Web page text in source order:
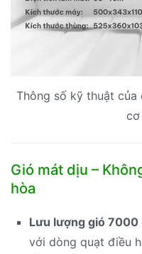
Thông số kỹ thuật
cơ
Gió mát dịu –
hòa
Lưu lượng gió 7000
với dòng quạt điều